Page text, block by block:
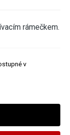
rámečkem.
v